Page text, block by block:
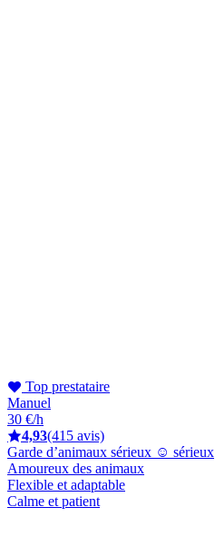
Top prestataire
Manuel
30 €/h
4,93(415 avis)
Garde d’animaux sérieux ☺️ sérieux
Amoureux des animaux
Flexible et adaptable
Calme et patient